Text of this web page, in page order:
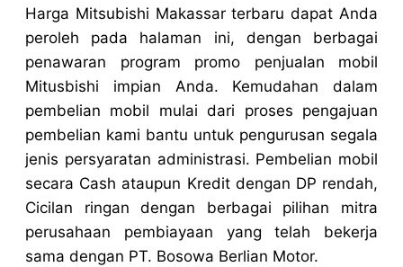
Harga Mitsubishi Makassar terbaru dapat Anda
peroleh pada halaman ini, dengan berbagai
penawaran program promo penjualan mobil
Mitusbishi impian Anda. Kemudahan dalam
pembelian mobil mulai dari proses pengajuan
pembelian kami bantu untuk pengurusan segala
jenis persyaratan administrasi. Pembelian mobil
secara Cash ataupun Kredit dengan DP rendah,
Cicilan ringan dengan berbagai pilihan mitra
perusahaan pembiayaan yang telah bekerja
sama dengan PT. Bosowa Berlian Motor.